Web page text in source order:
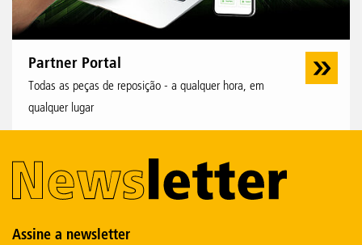
Partner Portal
Todas as peças de reposição - a qualquer hora, em
qualquer lugar
Assine a newsletter